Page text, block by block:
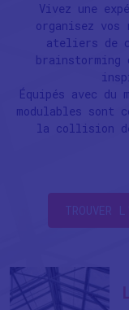
Vivez une
organisez vos
ateliers de
brainstorming
Équipés avec du
modulables sont
la collision
TROUVER